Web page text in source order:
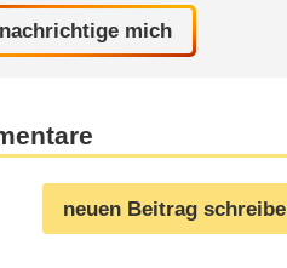
mich
neuen Beitrag